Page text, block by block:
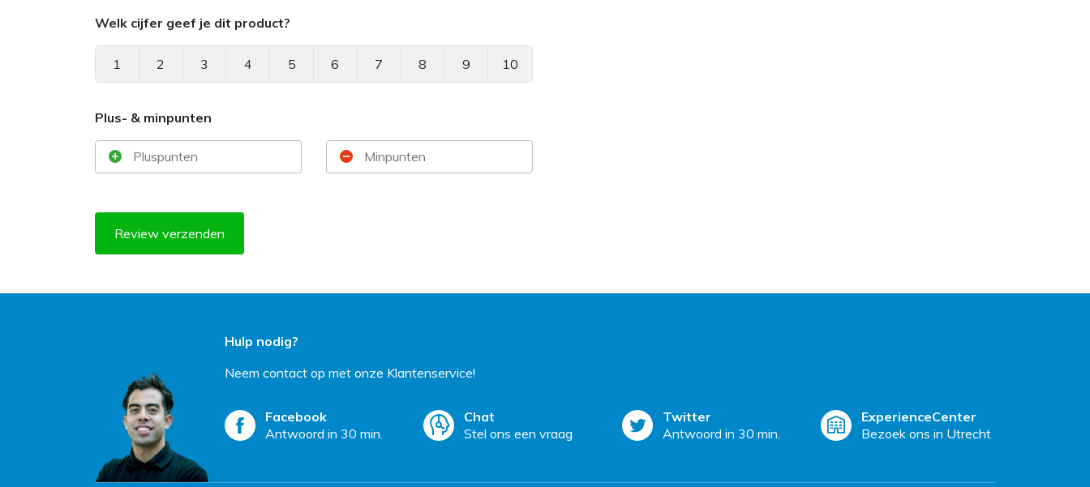
Welk cijfer geef je dit product?
1 2 3 4 5 6 7 8 9 10
Plus- & minpunten
Review verzenden
Hulp nodig?
Neem contact op met onze Klantenservice!
Facebook
Antwoord in 30 min.
Chat
Stel ons een vraag
Twitter
Antwoord in 30 min.
ExperienceCenter
Bezoek ons in Utrecht